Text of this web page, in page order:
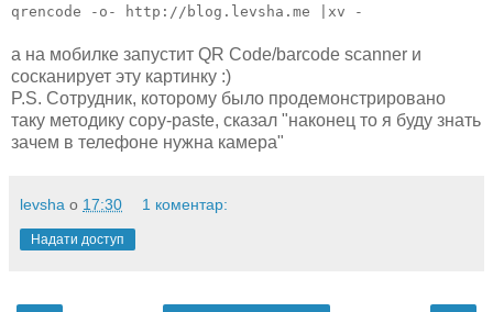
qrencode -o- http://blog.levsha.me |xv -
а на мобилке запустит QR Code/barcode scanner и
сосканирует эту картинку :)
P.S. Сотрудник, которому было продемонстрировано
таку методику copy-paste, сказал "наконец то я буду знать
зачем в телефоне нужна камера"
levsha о 17:30 1 коментар:
Надати доступ